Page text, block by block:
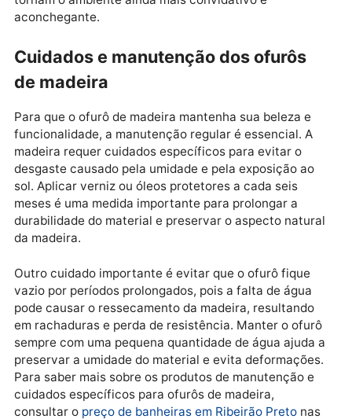
banheiros amplos, criando um ambiente exclusivo de
spa dentro de casa. Em Ribeirão Preto, a instalação
ofurôs em áreas internas é uma escolha sofisticada
para quem deseja um espaço privativo de
Para integrar o ofurô ao ambiente, é possível
valorizam o espaço e criam uma atmosfera de
tranquilidade.
A instalação de um sistema de aquecimento no ofurô
interno permite que a água seja mantida na
temperatura ideal, proporcionando um banho
a qualquer momento. Elementos como luzes
produtos de banho complementam a decoração e
tornam o ambiente ainda mais convidativo e
aconchegante.
Cuidados e manutenção dos ofurôs
de madeira